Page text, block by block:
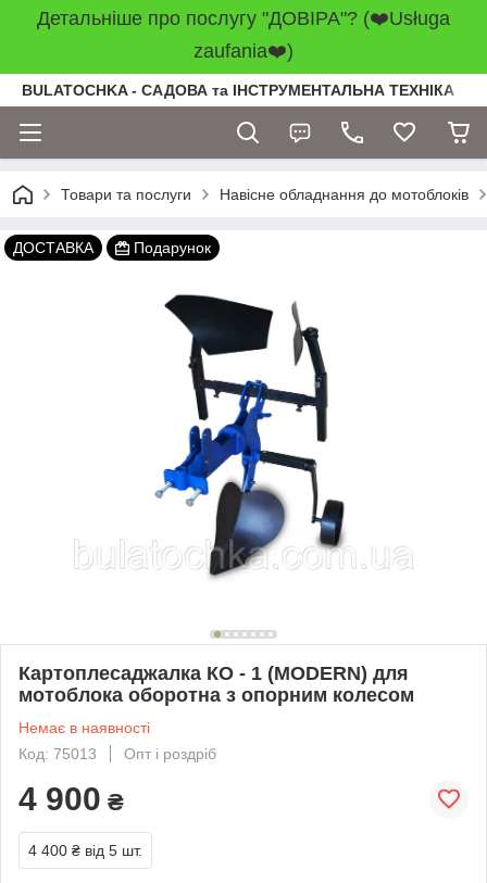
Детальніше про послугу "ДОВІРА"? (❤️Usługa
zaufania❤️)
BULATOCHKA - САДОВА та ІНСТРУМЕНТАЛЬНА ТЕХНІКА
Товари та послуги Навісне обладнання до мотоблоків
ДОСТАВКА Подарунок
Картоплесаджалка КО - 1 (MODERN) для
мотоблока оборотна з опорним колесом
Немає в наявності
Код: 75013
Опт і роздріб
4 900 ₴
4 400 ₴ від 5 шт.